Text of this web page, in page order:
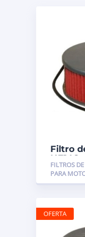
Filtro
HF146
FILTROS
PARA
OFERTA